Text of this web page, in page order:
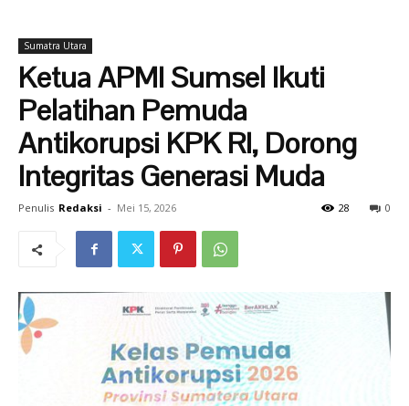
Sumatra Utara
Ketua APMI Sumsel Ikuti
Pelatihan Pemuda
Antikorupsi KPK RI, Dorong
Integritas Generasi Muda
Penulis Redaksi - Mei 15, 2026 0
28